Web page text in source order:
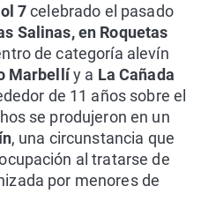
7celebrado el pasado
Salinas, en Roquetas
de categoría alevín
Marbellíy a La Cañada
de 11 años sobre el
se produjeron en un
, una circunstancia que
al tratarse de
por menores de